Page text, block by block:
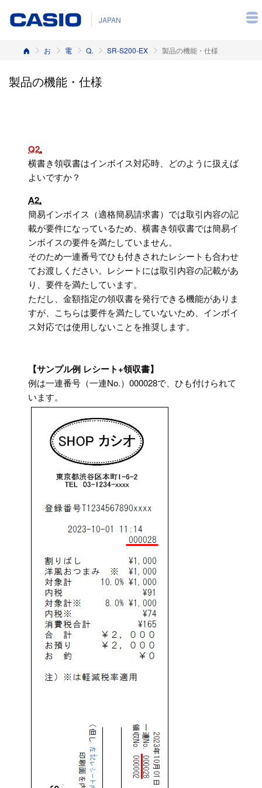
JAPAN
ホーム お客様サポート 電子レジスター Q&A（よくある質問と答え） SR-S200-EX 製品の機能・仕様
製品の機能・仕様
Q2
横書き領収書はインボイス対応時、どのように扱えば
よいですか？
A2
簡易インボイス（適格簡易請求書）では取引内容の記
載が要件になっているため、横書き領収書では簡易イ
ンボイスの要件を満たしていません。
そのため一連番号でひも付きされたレシートも合わせ
てお渡しください。レシートには取引内容の記載があ
り、要件を満たしています。
ただし、金額指定の領収書を発行できる機能がありま
すが、こちらは要件を満たしていないため、インボイ
ス対応では使用しないことを推奨します。
【サンプル例 レシート+領収書】
例は一連番号（一連No.）000028で、ひも付けられて
います。